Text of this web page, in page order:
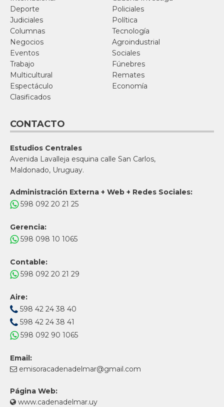
Deporte
Policiales
Judiciales
Política
Columnas
Tecnología
Negocios
Agroindustrial
Eventos
Sociales
Trabajo
Fúnebres
Multicultural
Remates
Espectáculo
Economía
Clasificados
CONTACTO
Estudios Centrales
Avenida Lavalleja esquina calle San Carlos,
Maldonado, Uruguay.
Administración Externa + Web + Redes Sociales:
598 092 20 21 25
Gerencia:
598 098 10 1065
Contable:
598 092 20 21 29
Aire:
598 42 24 38 40
598 42 24 38 41
598 092 90 1065
Email:
emisoracadenadelmar@gmail.com
Página Web:
www.cadenadelmar.uy